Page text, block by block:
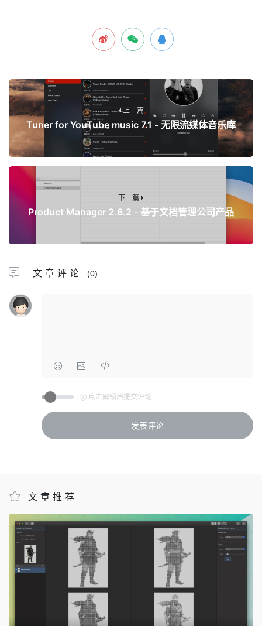
上一篇
Tuner for YouTube music 7.1 - 无限流媒体音乐库
下一篇
Product Manager 2.6.2 - 基于文档管理公司产品
文章评论 (0)
点击解锁后提交评论
文章推荐